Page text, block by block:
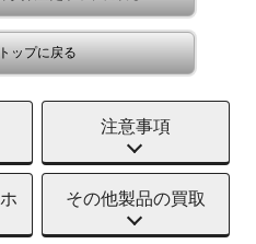
トップに戻る
注意事項
その他製品の買取